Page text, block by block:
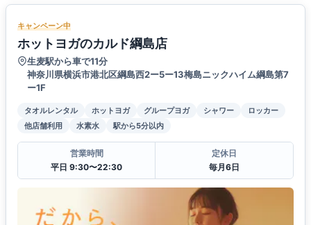
キャンペーン中
ホットヨガのカルド綱島店
生麦駅から車で11分
神奈川県横浜市港北区綱島西2ー5ー13梅島ニックハイム綱島第7
ー1F
タオルレンタル ホットヨガ グループヨガ シャワー
ロッカー
他店舗利用
水素水 駅から5分以内
営業時間
平日 9:30〜22:30
定休日
毎月6日